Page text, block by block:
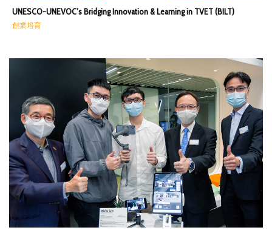
UNESCO-UNEVOC’s Bridging Innovation & Learning in TVET (BILT)
創業培育